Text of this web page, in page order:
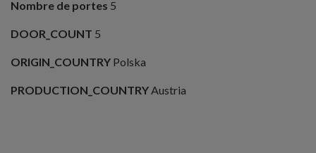
Nombre de portes 5
DOOR_COUNT 5
ORIGIN_COUNTRY Polska
PRODUCTION_COUNTRYAustria